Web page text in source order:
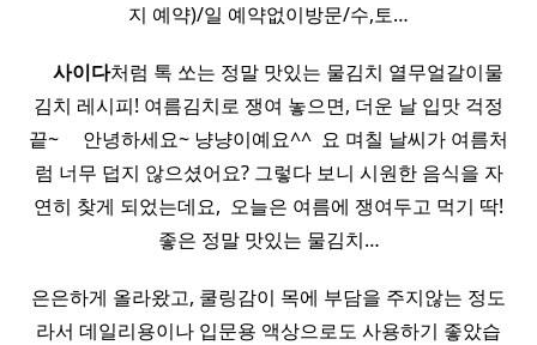
지 예약)/일 예약없이방문/수,토…
사이다처럼 톡 쏘는 정말 맛있는 물김치 열무얼갈이물
김치 레시피! 여름김치로 쟁여 놓으면, 더운 날 입맛 걱정
끝~ ​ ​ ​ ​ 안녕하세요~ 냥냥이예요^^ ​ 요 며칠 날씨가 여름처
럼 너무 덥지 않으셨어요? 그렇다 보니 시원한 음식을 자
연히 찾게 되었는데요, ​ 오늘은 여름에 쟁여두고 먹기 딱!
좋은 정말 맛있는 물김치…
은은하게 올라왔고, 쿨링감이 목에 부담을 주지않는 정도
라서 데일리용이나 입문용 액상으로도 사용하기 좋았습